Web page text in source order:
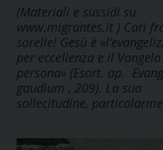
(Materiali e sussidi su
www.migrantes.it ) Cari
sorelle! Gesù è
per eccellenza e il
persona» (Esort. ap.
gaudium , 209). La sua
sollecitudine,